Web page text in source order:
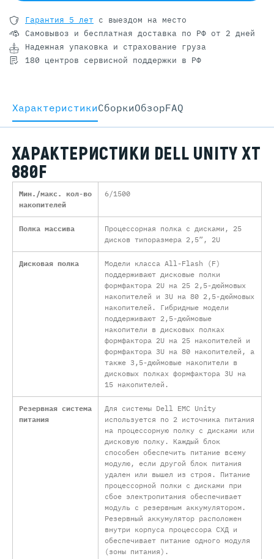
Гарантия 5 лет с выездом на место
Самовывоз и бесплатная доставка по РФ от 2 дней
Надежная упаковка и страхование груза
180 центров сервисной поддержки в РФ
ХарактеристикиCборкиОбзорFAQ
ХАРАКТЕРИСТИКИ DELL UNITY XT
880F
Мин./макс. кол-во
накопителей
6/1500
Полка массива
Процессорная полка с дисками, 25
дисков типоразмера 2,5”, 2U
Дисковая полка
Модели класса All-Flash (F)
поддерживают дисковые полки
формфактора 2U на 25 2,5-дюймовых
накопителей и 3U на 80 2,5-дюймовых
накопителей. Гибридные модели
поддерживают 2,5-дюймовые
накопители в дисковых полках
формфактора 2U на 25 накопителей и
формфактора 3U на 80 накопителей, а
также 3,5-дюймовые накопители в
дисковых полках формфактора 3U на
15 накопителей.
Резервная система
питания
Для системы Dell EMC Unity
используется по 2 источника питания
на процессорную полку с дисками или
дисковую полку. Каждый блок
способен обеспечить питание всему
модулю, если другой блок питания
удален или вышел из строя. Питание
процессорной полки с дисками при
сбое электропитания обеспечивает
модуль с резервным аккумулятором.
Резервный аккумулятор расположен
внутри корпуса процессора СХД и
обеспечивает питание одного модуля
(зоны питания).